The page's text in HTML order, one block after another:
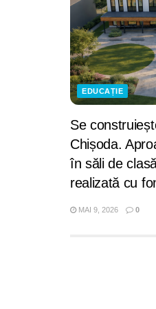
EDUCAȚIE
Se
Chișoda.
în săli de
realizată cu
MAI 9, 2026 0